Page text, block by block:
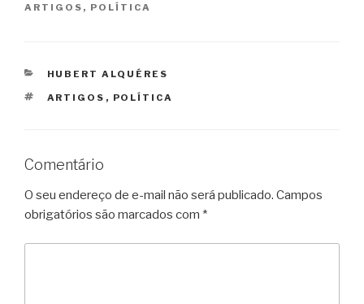
ARTIGOS , POLÍTICA
CATEGORIAS
HUBERT ALQUÉRES
TAGS
ARTIGOS , POLÍTICA
Comentário
O seu endereço de e-mail não será publicado. Campos
obrigatórios são marcados com *